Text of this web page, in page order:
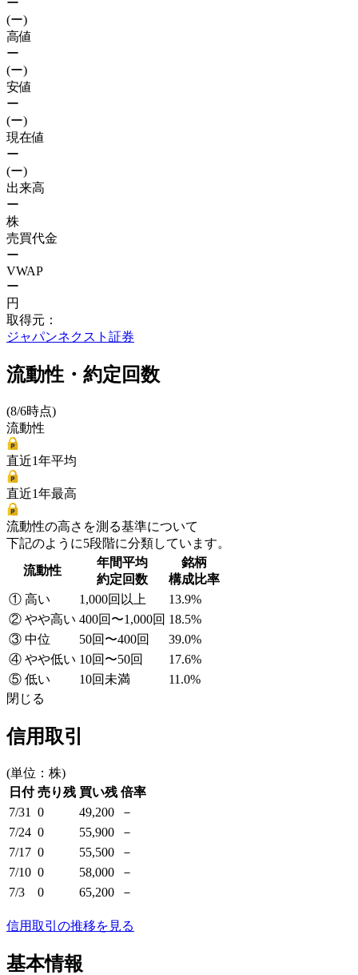
ー
(ー)
高値
ー
(ー)
安値
ー
(ー)
現在値
ー
(ー)
出来高
ー
株
売買代金
ー
VWAP
ー
円
取得元：
ジャパンネクスト証券
流動性・約定回数
(8/6時点)
流動性
直近1年平均
直近1年最高
流動性の高さを測る基準について
下記のように5段階に分類しています。
流動性
年間平均
約定回数
銘柄
構成比率
① 高い
1,000回以上
13.9%
② やや高い 400回〜1,000回 18.5%
③ 中位
50回〜400回
39.0%
④ やや低い 10回〜50回
17.6%
⑤ 低い
10回未満
11.0%
閉じる
信用取引
(単位：株)
日付 売り残 買い残 倍率
7/31
0 49,200
－
7/24 0 55,900
－
7/17 0 55,500
－
7/10 0 58,000
－
7/3
0 65,200 －
信用取引の推移を見る
基本情報